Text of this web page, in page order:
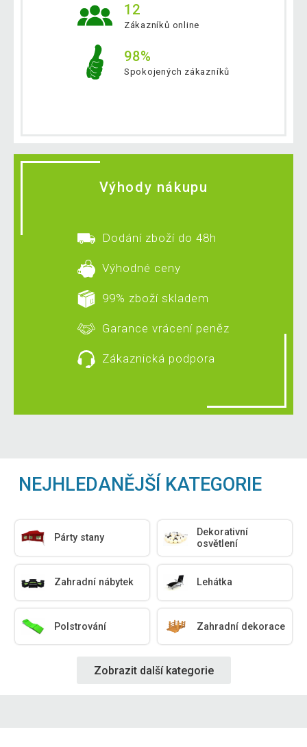
12
Zákazníků online
98%
Spokojených zákazníků
Výhody nákupu
Dodání zboží do 48h
Výhodné ceny
99% zboží skladem
Garance vrácení peněz
Zákaznická podpora
NEJHLEDANĚJŠÍ KATEGORIE
Párty stany
Dekorativní
osvětlení
Zahradní nábytek Lehátka
Polstrování Zahradní dekorace
Zobrazit další kategorie